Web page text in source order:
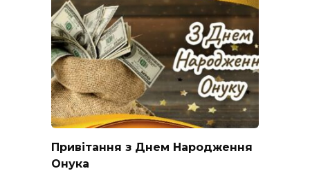
Привітання з Днем Народження
Онука